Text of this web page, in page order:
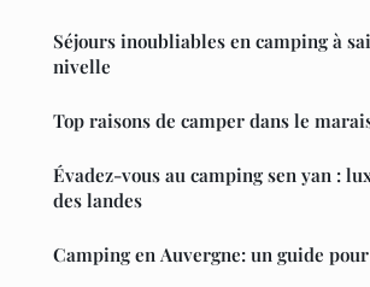
Séjours inoubliables en camping à
nivelle
Top raisons de camper dans le
Évadez-vous au camping sen yan :
des landes
Camping en Auvergne: un guide